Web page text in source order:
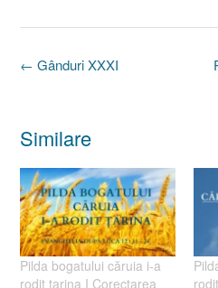
Post
← Gânduri XXXI
Similare
Pilda bogatului căruia i-a
rodit ţarina I Corectarea